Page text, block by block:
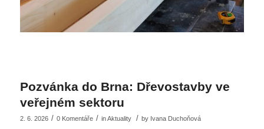
Pozvánka do Brna: Dřevostavby ve
veřejném sektoru
2. 6. 2026 / 0 Komentáře / inAktuality / by Ivana Duchoňová